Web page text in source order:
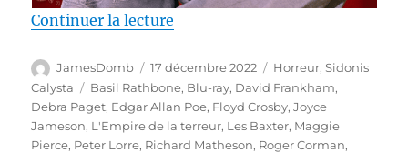
Continuer la lecture
Auteur
JamesDomb
Publié
le
17 décembre 2022 Catégories
Horreur,Sidonis
Calysta
Étiquettes
Basil Rathbone, Blu-ray, David Frankham,
Debra Paget, Edgar Allan Poe, Floyd Crosby,Joyce
Jameson, L'Empire de la terreur, Les Baxter, Maggie
Pierce, Peter Lorre, Richard Matheson, Roger Corman,